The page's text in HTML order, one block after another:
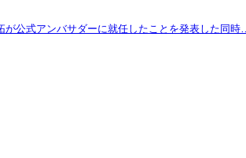
公式アンバサダーに就任したことを発表した同時…